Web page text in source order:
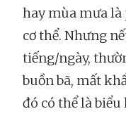
hay mùa mưa
cơ thể. Nhưng
tiếng/ngày,
buồn bã, mất
đó có thể là